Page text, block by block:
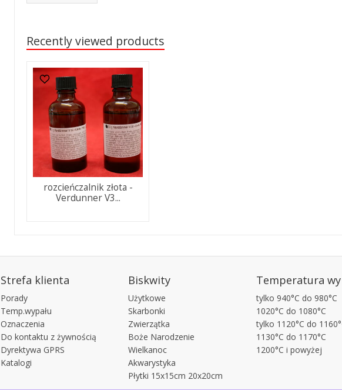
Recently viewed products
rozcieńczalnik złota -
Verdunner V3...
Strefa klienta
Porady
Temp.wypału
Oznaczenia
Do kontaktu z żywnością
Dyrektywa GPRS
Katalogi
Biskwity
Użytkowe
Skarbonki
Zwierzątka
Boże Narodzenie
Wielkanoc
Akwarystyka
Płytki 15x15cm 20x20cm
Temperatura
tylko 940°C do 980°C
1020°C do 1080°C
tylko 1120°C do
1130°C do 1170°C
1200°C i powyżej